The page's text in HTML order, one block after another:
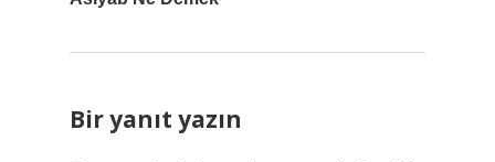
Bir yanıt yazın